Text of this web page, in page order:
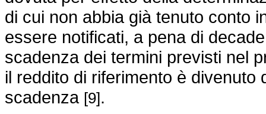
di cui non abbia già tenuto conto
essere notificati, a pena di
scadenza dei termini previsti nel
il reddito di riferimento è
scadenza [9].